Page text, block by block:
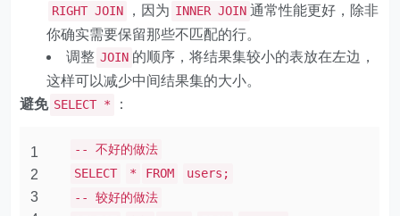
RIGHT JOIN ，因为 INNER JOIN 通常性能更好，除非
你确实需要保留那些不匹配的行。
调整 JOIN 的顺序，将结果集较小的表放在左边，
这样可以减少中间结果集的大小。
避免 SELECT * ：
1
2
3
-- 不好的做法
SELECT
* FROM
users;
-- 较好的做法